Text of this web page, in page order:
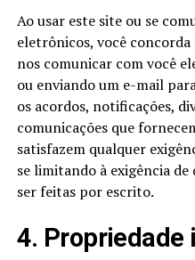
Ao usar este site ou se
eletrônicos, você concorda
nos comunicar com você
ou enviando um e-mail
os acordos, notificações,
comunicações que
satisfazem qualquer
se limitando à exigência
ser feitas por escrito.
4. Propriedade